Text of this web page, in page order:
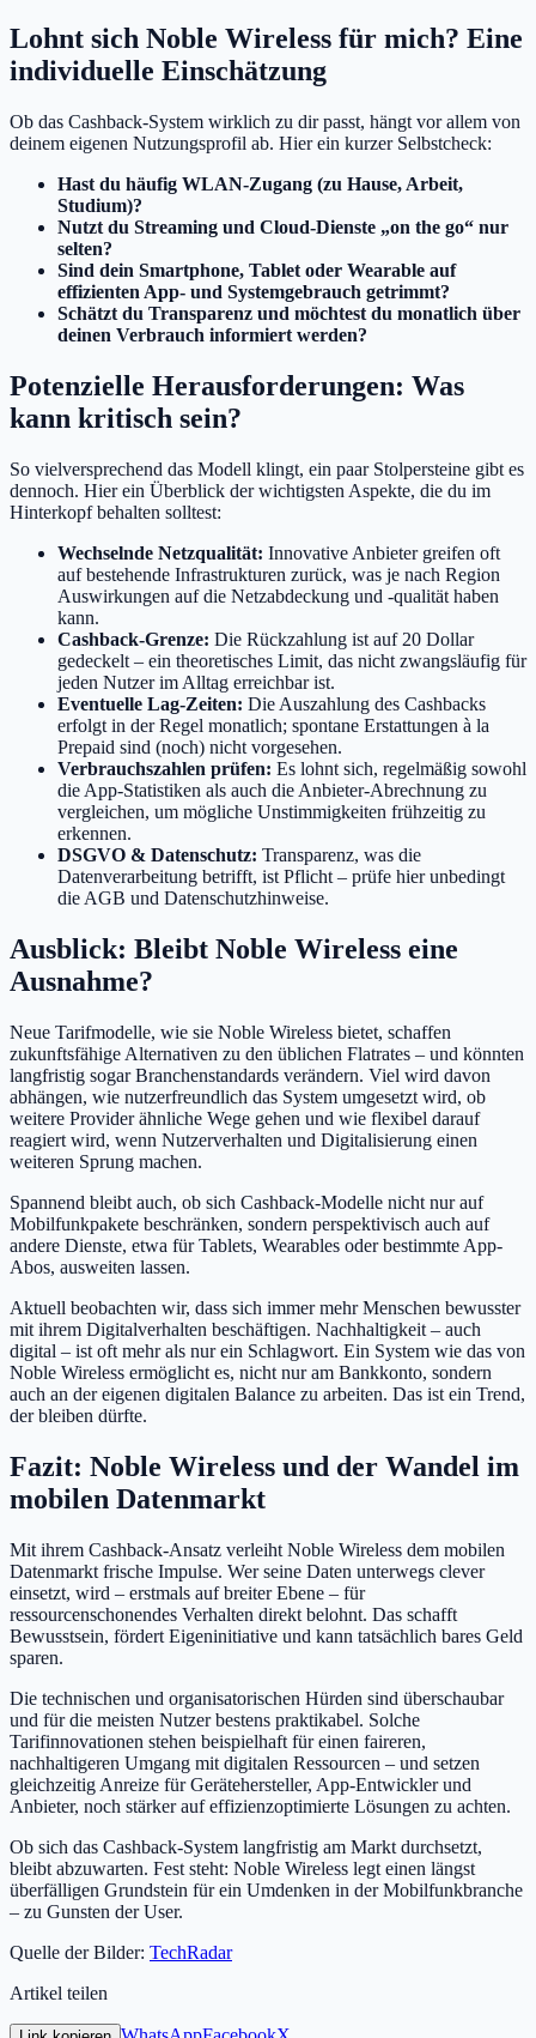
Lohnt sich Noble Wireless für mich? Eine
individuelle Einschätzung
Ob das Cashback-System wirklich zu dir passt, hängt vor allem von
deinem eigenen Nutzungsprofil ab. Hier ein kurzer Selbstcheck:
Hast du häufig WLAN-Zugang (zu Hause, Arbeit,
Studium)?
Nutzt du Streaming und Cloud-Dienste „on the go“ nur
selten?
Sind dein Smartphone, Tablet oder Wearable auf
effizienten App- und Systemgebrauch getrimmt?
Schätzt du Transparenz und möchtest du monatlich über
deinen Verbrauch informiert werden?
Potenzielle Herausforderungen: Was
kann kritisch sein?
So vielversprechend das Modell klingt, ein paar Stolpersteine gibt es
dennoch. Hier ein Überblick der wichtigsten Aspekte, die du im
Hinterkopf behalten solltest:
Wechselnde Netzqualität: Innovative Anbieter greifen oft
auf bestehende Infrastrukturen zurück, was je nach Region
Auswirkungen auf die Netzabdeckung und -qualität haben
kann.
Cashback-Grenze: Die Rückzahlung ist auf 20 Dollar
gedeckelt – ein theoretisches Limit, das nicht zwangsläufig für
jeden Nutzer im Alltag erreichbar ist.
Eventuelle Lag-Zeiten: Die Auszahlung des Cashbacks
erfolgt in der Regel monatlich; spontane Erstattungen à la
Prepaid sind (noch) nicht vorgesehen.
Verbrauchszahlen prüfen: Es lohnt sich, regelmäßig sowohl
die App-Statistiken als auch die Anbieter-Abrechnung zu
vergleichen, um mögliche Unstimmigkeiten frühzeitig zu
erkennen.
DSGVO & Datenschutz: Transparenz, was die
Datenverarbeitung betrifft, ist Pflicht – prüfe hier unbedingt
die AGB und Datenschutzhinweise.
Ausblick: Bleibt Noble Wireless eine
Ausnahme?
Neue Tarifmodelle, wie sie Noble Wireless bietet, schaffen
zukunftsfähige Alternativen zu den üblichen Flatrates – und könnten
langfristig sogar Branchenstandards verändern. Viel wird davon
abhängen, wie nutzerfreundlich das System umgesetzt wird, ob
weitere Provider ähnliche Wege gehen und wie flexibel darauf
reagiert wird, wenn Nutzerverhalten und Digitalisierung einen
weiteren Sprung machen.
Spannend bleibt auch, ob sich Cashback-Modelle nicht nur auf
Mobilfunkpakete beschränken, sondern perspektivisch auch auf
andere Dienste, etwa für Tablets, Wearables oder bestimmte App-
Abos, ausweiten lassen.
Aktuell beobachten wir, dass sich immer mehr Menschen bewusster
mit ihrem Digitalverhalten beschäftigen. Nachhaltigkeit – auch
digital – ist oft mehr als nur ein Schlagwort. Ein System wie das von
Noble Wireless ermöglicht es, nicht nur am Bankkonto, sondern
auch an der eigenen digitalen Balance zu arbeiten. Das ist ein Trend,
der bleiben dürfte.
Fazit: Noble Wireless und der Wandel im
mobilen Datenmarkt
Mit ihrem Cashback-Ansatz verleiht Noble Wireless dem mobilen
Datenmarkt frische Impulse. Wer seine Daten unterwegs clever
einsetzt, wird – erstmals auf breiter Ebene – für
ressourcenschonendes Verhalten direkt belohnt. Das schafft
Bewusstsein, fördert Eigeninitiative und kann tatsächlich bares Geld
sparen.
Die technischen und organisatorischen Hürden sind überschaubar
und für die meisten Nutzer bestens praktikabel. Solche
Tarifinnovationen stehen beispielhaft für einen faireren,
nachhaltigeren Umgang mit digitalen Ressourcen – und setzen
gleichzeitig Anreize für Gerätehersteller, App-Entwickler und
Anbieter, noch stärker auf effizienzoptimierte Lösungen zu achten.
Ob sich das Cashback-System langfristig am Markt durchsetzt,
bleibt abzuwarten. Fest steht: Noble Wireless legt einen längst
überfälligen Grundstein für ein Umdenken in der Mobilfunkbranche
– zu Gunsten der User.
Quelle der Bilder: TechRadar
Artikel teilen